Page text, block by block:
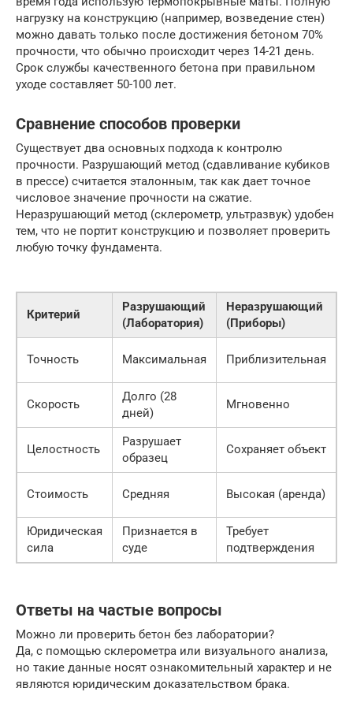
нагрузку на конструкцию (например, возведение стен)
можно давать только после достижения бетоном 70%
прочности, что обычно происходит через 14-21 день.
Срок службы качественного бетона при правильном
уходе составляет 50-100 лет.
Сравнение способов проверки
Существует два основных подхода к контролю
прочности. Разрушающий метод (сдавливание кубиков
в прессе) считается эталонным, так как дает точное
числовое значение прочности на сжатие.
Неразрушающий метод (склерометр, ультразвук) удобен
тем, что не портит конструкцию и позволяет проверить
любую точку фундамента.
Критерий
Разрушающий
(Лаборатория)
Неразрушающий
(Приборы)
Точность Максимальная Приблизительная
Скорость
Долго (28
дней)
Мгновенно
Целостность
Разрушает
образец
Сохраняет объект
Стоимость Средняя Высокая (аренда)
Юридическая
сила
Признается в
суде
Требует
подтверждения
Ответы на частые вопросы
Можно ли проверить бетон без лаборатории?
Да, с помощью склерометра или визуального анализа,
но такие данные носят ознакомительный характер и не
являются юридическим доказательством брака.